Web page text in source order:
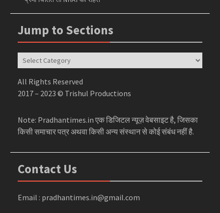
Jump to Sections
Jump
to
Sections
All Rights Reserved
2017 – 2023 © Trishul Productions
Note: Pradhantimes.in एक डिजिटल न्यूज़ वेबसाइट है, जिसका
किसी समाचार पत्र अथवा किसी अन्य संस्थान से कोई संबंध नहीं है.
Contact Us
Email : pradhantimes.in@gmail.com